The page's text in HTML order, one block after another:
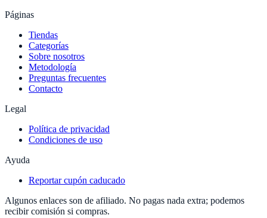
Páginas
Tiendas
Categorías
Sobre nosotros
Metodología
Preguntas frecuentes
Contacto
Legal
Política de privacidad
Condiciones de uso
Ayuda
Reportar cupón caducado
Algunos enlaces son de afiliado. No pagas nada extra; podemos
recibir comisión si compras.